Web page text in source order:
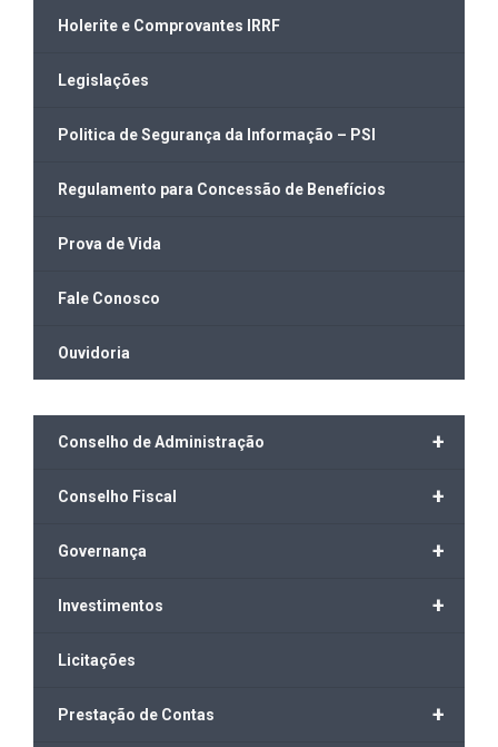
Holerite e Comprovantes IRRF
Legislações
Politica de Segurança da Informação – PSI
Regulamento para Concessão de Benefícios
Prova de Vida
Fale Conosco
Ouvidoria
+
Conselho de Administração
+
Conselho Fiscal
+
Governança
+
Investimentos
Licitações
+
Prestação de Contas